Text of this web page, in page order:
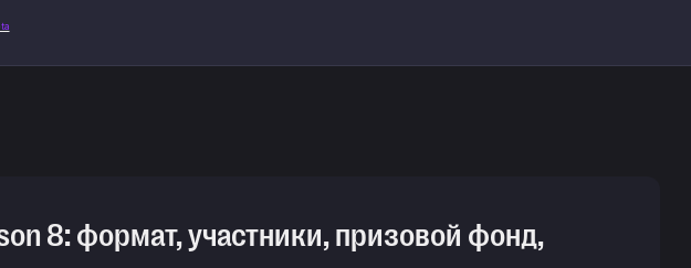
8: формат, участники, призовой фонд,